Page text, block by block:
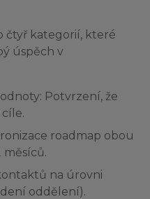
čtyř kategorií, které
úspěch v
Potvrzení, že
roadmap obou
měsíců.
na úrovni
oddělení).